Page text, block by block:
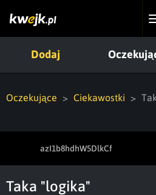
Dodaj
Oczekujące Ciekawostki
azI1b8hdhW5DlkCf
Taka "logika"